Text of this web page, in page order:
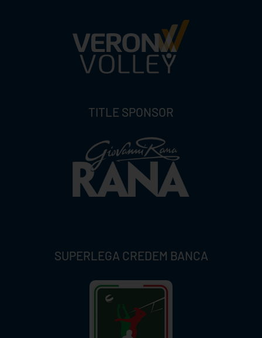
TITLE SPONSOR
SUPERLEGA CREDEM BANCA